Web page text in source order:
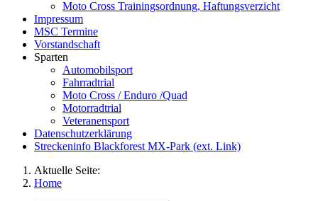
Moto Cross Trainingsordnung, Haftungsverzicht
Impressum
MSC Termine
Vorstandschaft
Sparten
Automobilsport
Fahrradtrial
Moto Cross / Enduro /Quad
Motorradtrial
Veteranensport
Datenschutzerklärung
Streckeninfo Blackforest MX-Park (ext. Link)
Aktuelle Seite:
Home